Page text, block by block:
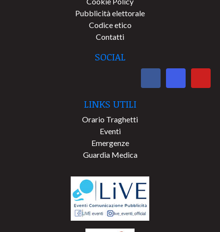
Pubblicità elettorale
Codice etico
Contatti
SOCIAL
LINKS UTILI
Orario Traghetti
Eventi
Emergenze
Guardia Medica